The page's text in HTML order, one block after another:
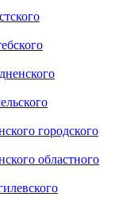
городского
областного